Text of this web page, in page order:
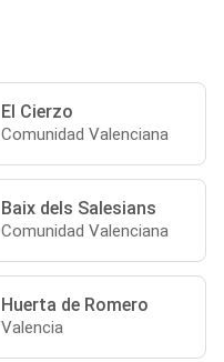
El Cierzo
Comunidad Valenciana
Baix dels Salesians
Comunidad Valenciana
Huerta de Romero
Valencia